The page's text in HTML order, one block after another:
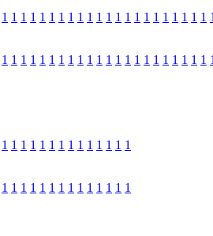
1 1 1 1 1 1 1 1 1 1 1 1 1 1 1 1 1 1 1 1 1 1 1
1 1 1 1 1 1 1 1 1 1 1 1 1 1 1 1 1 1 1 1 1 1 1
1 1 1 1 1 1 1 1 1 1 1 1 1 1
1 1 1 1 1 1 1 1 1 1 1 1 1 1